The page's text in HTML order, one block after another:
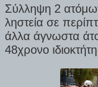
Σύλληψη 2
ληστεία σε
άλλα άγνωστα
48χρονο